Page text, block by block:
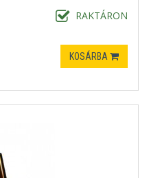
RAKTÁRON
KOSÁRBA